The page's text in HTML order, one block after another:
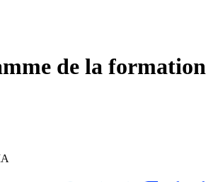
de la formation